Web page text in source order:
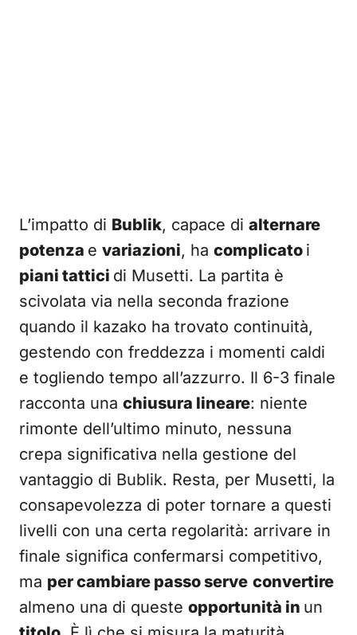
L’impatto di Bublik, capace di alternare
potenza e variazioni, ha complicato i
piani tattici di Musetti. La partita è
scivolata via nella seconda frazione
quando il kazako ha trovato continuità,
gestendo con freddezza i momenti caldi
e togliendo tempo all’azzurro. Il 6-3 finale
racconta una chiusura lineare: niente
rimonte dell’ultimo minuto, nessuna
crepa significativa nella gestione del
vantaggio di Bublik. Resta, per Musetti, la
consapevolezza di poter tornare a questi
livelli con una certa regolarità: arrivare in
finale significa confermarsi competitivo,
ma per cambiare passo serve convertire
almeno una di queste opportunità in un